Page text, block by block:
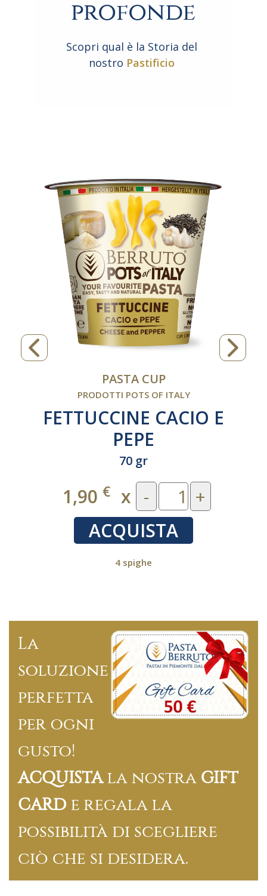
profonde
Scopri qual è la Storia del
nostro Pastificio
PASTA CUP
PRODOTTI POTS OF ITALY
FETTUCCINE CACIO E
PEPE
70 gr
1,90 € x -
+
ACQUISTA
4 spighe
La
soluzione
perfetta
per ogni
gusto!
ACQUISTAla nostra GIFT
CARD e regala la
possibilità di scegliere
ciò che si desidera.